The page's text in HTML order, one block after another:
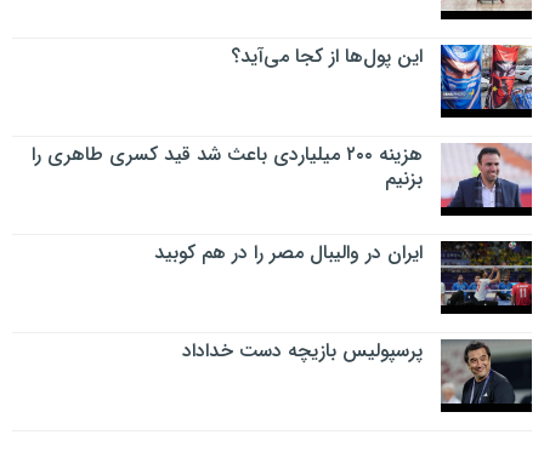
این پول‌ها از کجا می‌آید؟
هزینه ۲۰۰ میلیاردی باعث شد قید کسری طاهری را
بزنیم
ایران در والیبال مصر را در هم کوبید
پرسپولیس بازیچه دست خداداد